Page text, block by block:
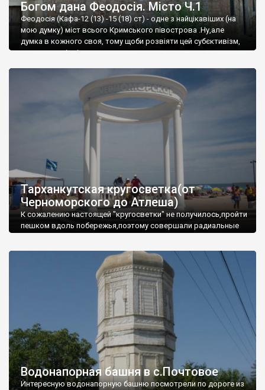
Богом дана Феодосія. Місто Ч.1
Феодосія (Кафа-12 (13) -15 (18) ст) - одне з найцікавіших (на
мою думку) міст всього Кримського півострова .Ну,але
думка в кожного своя, тому щоби розвіяти цей субєктивізм,
запрошую відвідати це
Тарханкутская кругосветка(от
Черноморского до Атлеша)
К сожалению настоящей "кругосветки" не получилось,пройти
пешком вдоль побережья,поэтому совершали радиальные
Водонапорная башня в с.Почтовое
Интересную водонапорную башню посмотрели по дороге из